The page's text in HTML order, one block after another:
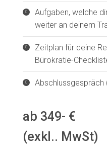
Aufgaben, welche
weiter an deinem
Zeitplan für deine
Bürokratie-
Abschlussgespräch
ab 349- €
(exkl.. MwSt)